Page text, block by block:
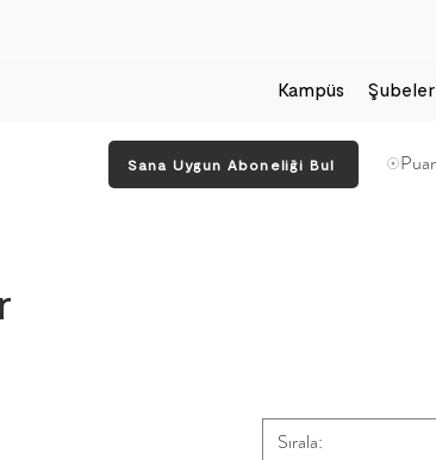
Kampüs Şubeler
Sana Uygun Aboneliği Bul
Sırala: